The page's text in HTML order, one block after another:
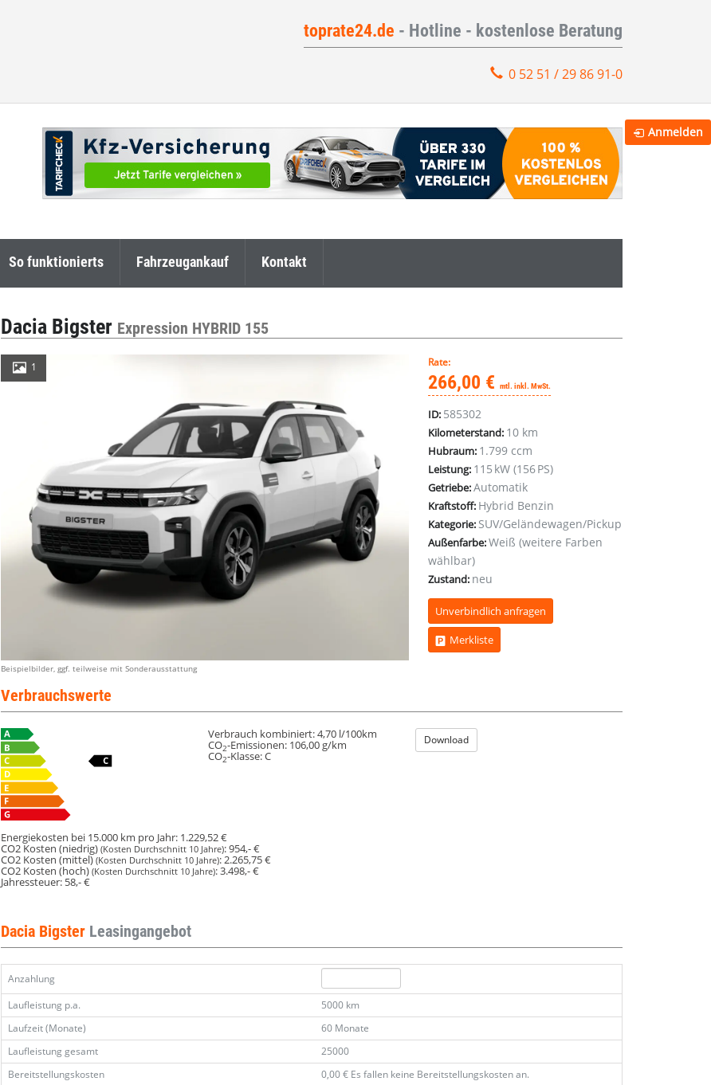
toprate24.de - Hotline - kostenlose Beratung
0 52 51 / 29 86 91-0
So funktionierts Fahrzeugankauf Kontakt
Dacia Bigster Expression HYBRID 155
1
Beispielbilder, ggf. teilweise mit Sonderausstattung
Rate:
266,00 € mtl. inkl. MwSt.
ID: 585302
Kilometerstand: 10 km
Hubraum: 1.799 ccm
Leistung: 115 kW (156 PS)
Getriebe:Automatik
Kraftstoff: Hybrid Benzin
Kategorie: SUV/Geländewagen/Pickup
Außenfarbe:Weiß (weitere Farben
wählbar)
Zustand: neu
Unverbindlich anfragen
Merkliste
Verbrauchswerte
Verbrauch kombiniert:4,70 l/100km
CO2-Emissionen: 106,00 g/km
CO2-Klasse:C
Download
Energiekosten bei 15.000 km pro Jahr: 1.229,52 €
CO2 Kosten (niedrig)(Kosten Durchschnitt 10 Jahre):954,- €
CO2 Kosten (mittel)(Kosten Durchschnitt 10 Jahre):2.265,75 €
CO2 Kosten (hoch)(Kosten Durchschnitt 10 Jahre):3.498,- €
Jahressteuer: 58,- €
Dacia Bigster Leasingangebot
Anzahlung
Laufleistung p.a.
5000 km
Laufzeit (Monate)
60 Monate
Laufleistung gesamt
25000
Bereitstellungskosten
0,00 € Es fallen keine Bereitstellungskosten an.
Anmelden